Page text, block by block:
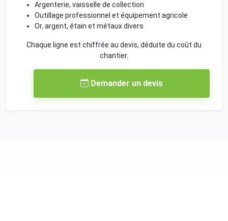
Argenterie, vaisselle de collection
Outillage professionnel et équipement agricole
Or, argent, étain et métaux divers
Chaque ligne est chiffrée au devis, déduite du coût du
chantier.
Demander un devis